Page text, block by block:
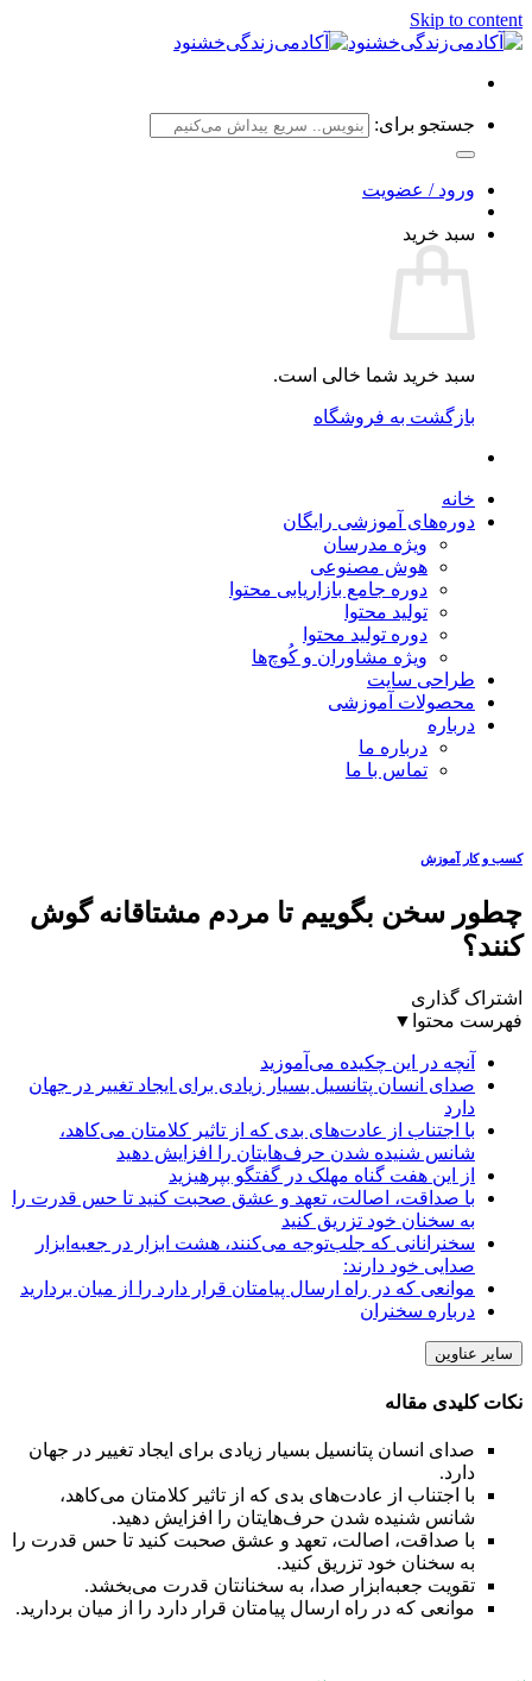
Skip to content
جستجو برای:
ورود / عضویت
سبد خرید
سبد خرید شما خالی است.
بازگشت به فروشگاه
خانه
دوره‌های آموزشی رایگان
ویژه مدرسان
هوش مصنوعی
دوره جامع بازاریابی محتوا
تولید محتوا
دوره تولید محتوا
ویژه مشاوران و کُوچ‌ها
طراحی سایت
محصولات آموزشی
درباره
درباره ما
تماس با ما
کسب و کار آموزش
چطور سخن بگوییم تا مردم مشتاقانه گوش
کنند؟
اشتراک گذاری
فهرست محتوا ▼
آنچه در این چکیده می‌آموزید
صدای انسان پتانسیل بسیار زیادی برای ایجاد تغییر در جهان
دارد
با اجتناب از عادت‌های بدی که از تاثیر کلامتان می‌کاهد،
شانس شنیده شدن حرف‌هایتان را افزایش دهید
از این هفت گناه مهلک در گفتگو بپرهیزید
با صداقت، اصالت، تعهد و عشق صحبت کنید تا حس قدرت را
به سخنان خود تزریق کنید
سخنرانانی که جلب‌توجه می‌کنند، هشت ابزار در جعبه‌ابزار
صدایی خود دارند:
موانعی که در راه ارسال پیامتان قرار دارد را از میان بردارید
درباره سخنران
سایر عناوین
نکات کلیدی مقاله
صدای انسان پتانسیل بسیار زیادی برای ایجاد تغییر در جهان
دارد.
با اجتناب از عادت‌های بدی که از تاثیر کلامتان می‌کاهد،
شانس شنیده شدن حرف‌هایتان را افزایش دهید.
با صداقت، اصالت، تعهد و عشق صحبت کنید تا حس قدرت را
به سخنان خود تزریق کنید.
تقویت جعبه‌ابزار صدا، به سخنانتان قدرت می‌بخشد.
موانعی که در راه ارسال پیامتان قرار دارد را از میان بردارید.